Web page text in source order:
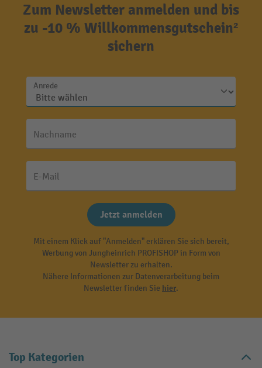
Zum Newsletter anmelden und bis
zu -10 % Willkommensgutschein²
sichern
Anrede
Nachname
E-Mail
Jetzt anmelden
Mit einem Klick auf "Anmelden" erklären Sie sich bereit,
Werbung von Jungheinrich PROFISHOP in Form von
Newsletter zu erhalten.
Nähere Informationen zur Datenverarbeitung beim
Newsletter finden Sie hier.
Top Kategorien